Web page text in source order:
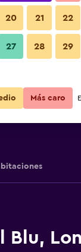
$63 Ver
$86 Ver
Blu,
20 21 22
27 28 29
Más caro